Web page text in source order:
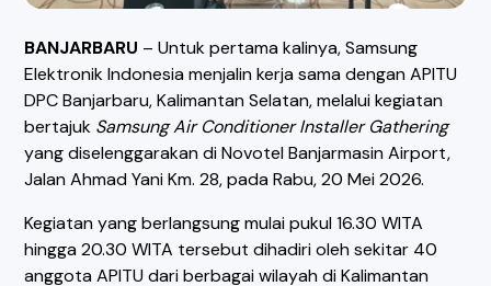
BANJARBARU – Untuk pertama kalinya, Samsung
Elektronik Indonesia menjalin kerja sama dengan APITU
DPC Banjarbaru, Kalimantan Selatan, melalui kegiatan
bertajuk Samsung Air Conditioner Installer Gathering
yang diselenggarakan di Novotel Banjarmasin Airport,
Jalan Ahmad Yani Km. 28, pada Rabu, 20 Mei 2026.
Kegiatan yang berlangsung mulai pukul 16.30 WITA
hingga 20.30 WITA tersebut dihadiri oleh sekitar 40
anggota APITU dari berbagai wilayah di Kalimantan